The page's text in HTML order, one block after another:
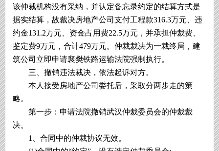
该仲裁机构没有采纳，并认定备忘录约定的结算方式是
据实结算，故裁决房地产公司支付工程款316.3万元、违
约金131.2万元、资金占用费22.5万元，并承担仲裁费、
鉴定费9万元，合计479万元。仲裁裁决为一裁终局，建
筑公司立即申请襄樊铁路运输法院强制执行。
三、撤销违法裁决，依法起诉对方。
本人接受房地产公司委托后，采取分两步走的策
略。
第一步：申请法院撤销武汉仲裁委员会的仲裁裁
决。
1、合同中的仲裁协议无效。